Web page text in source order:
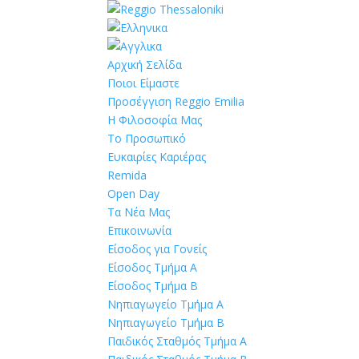
Αρχική Σελίδα
Ποιοι Είμαστε
Προσέγγιση Reggio Emilia
Η Φιλοσοφία Μας
Το Προσωπικό
Ευκαιρίες Καριέρας
Remida
Open Day
Τα Νέα Μας
Επικοινωνία
Είσοδος για Γονείς
Είσοδος Τμήμα Α
Είσοδος Τμήμα Β
Νηπιαγωγείο Τμήμα Α
Νηπιαγωγείο Τμήμα Β
Παιδικός Σταθμός Τμήμα Α